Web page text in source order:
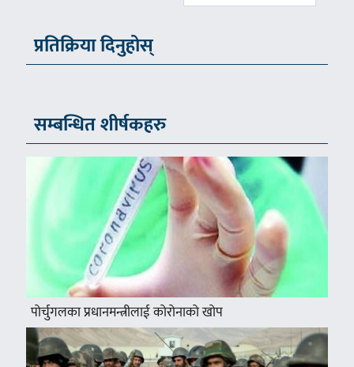
प्रतिक्रिया दिनुहोस्
सम्बन्धित शीर्षकहरु
पोर्चुगलका प्रधानमन्त्रीलाई कोरोनाको खोप